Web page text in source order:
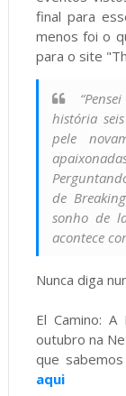
final para
menos foi o
para o site
história
pele
de
sonho de
acontece
Nunca diga
El Camino:
outubro na
que
aqui